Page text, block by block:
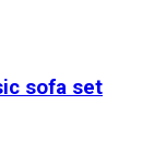
sofa set